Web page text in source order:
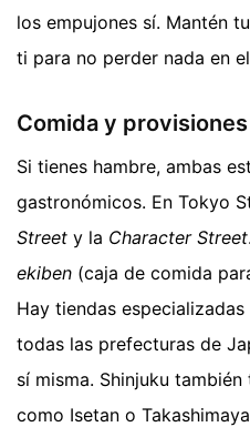
los empujones sí. Mantén
ti para no perder nada en
Comida y provisiones
Si tienes hambre, ambas
gastronómicos. En Tokyo
Street y la Character Street
ekiben (caja de comida
Hay tiendas
todas las prefecturas de
sí misma. Shinjuku
como Isetan o